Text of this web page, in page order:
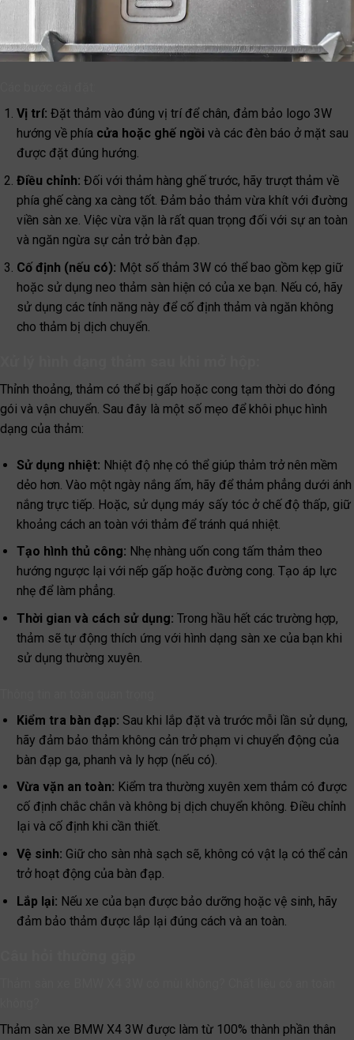
Vị trí: Đặt thảm vào đúng vị trí để chân, đảm bảo logo 3W
hướng về phía cửa hoặc ghế ngồi và các đèn báo ở mặt sau
được đặt đúng hướng.
Điều chỉnh: Đối với thảm hàng ghế trước, hãy trượt thảm về
phía ghế càng xa càng tốt. Đảm bảo thảm vừa khít với đường
viền sàn xe. Việc vừa vặn là rất quan trọng đối với sự an toàn
và ngăn ngừa sự cản trở bàn đạp.
Cố định (nếu có): Một số thảm 3W có thể bao gồm kẹp giữ
hoặc sử dụng neo thảm sàn hiện có của xe bạn. Nếu có, hãy
sử dụng các tính năng này để cố định thảm và ngăn không
cho thảm bị dịch chuyển.
Thỉnh thoảng, thảm có thể bị gấp hoặc cong tạm thời do đóng
gói và vận chuyển. Sau đây là một số mẹo để khôi phục hình
dạng của thảm:
Sử dụng nhiệt: Nhiệt độ nhẹ có thể giúp thảm trở nên mềm
dẻo hơn. Vào một ngày nắng ấm, hãy để thảm phẳng dưới ánh
nắng trực tiếp. Hoặc, sử dụng máy sấy tóc ở chế độ thấp, giữ
khoảng cách an toàn với thảm để tránh quá nhiệt.
Tạo hình thủ công: Nhẹ nhàng uốn cong tấm thảm theo
hướng ngược lại với nếp gấp hoặc đường cong. Tạo áp lực
nhẹ để làm phẳng.
Thời gian và cách sử dụng: Trong hầu hết các trường hợp,
thảm sẽ tự động thích ứng với hình dạng sàn xe của bạn khi
sử dụng thường xuyên.
Kiểm tra bàn đạp: Sau khi lắp đặt và trước mỗi lần sử dụng,
hãy đảm bảo thảm không cản trở phạm vi chuyển động của
bàn đạp ga, phanh và ly hợp (nếu có).
Vừa vặn an toàn: Kiểm tra thường xuyên xem thảm có được
cố định chắc chắn và không bị dịch chuyển không. Điều chỉnh
lại và cố định khi cần thiết.
Vệ sinh: Giữ cho sàn nhà sạch sẽ, không có vật lạ có thể cản
trở hoạt động của bàn đạp.
Lắp lại: Nếu xe của bạn được bảo dưỡng hoặc vệ sinh, hãy
đảm bảo thảm được lắp lại đúng cách và an toàn.
Thảm sàn xe BMW X4 3W được làm từ 100% thành phần thân